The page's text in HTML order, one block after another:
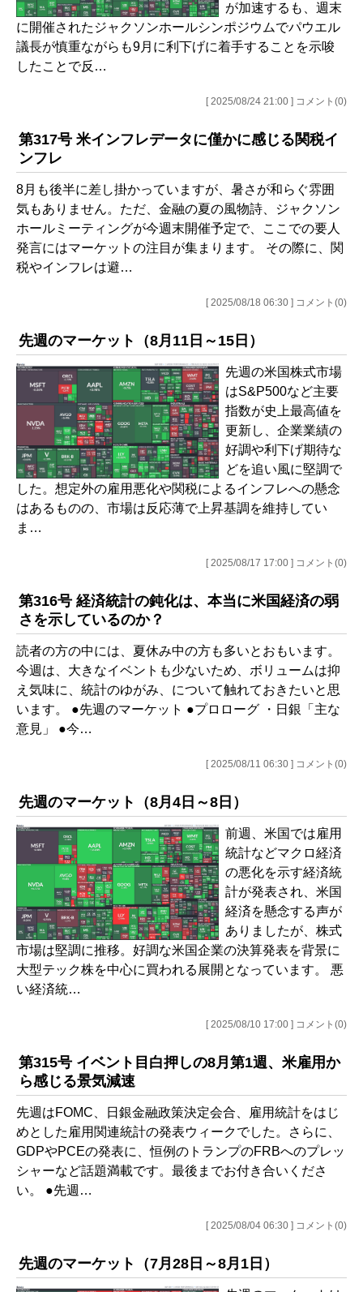
が加速するも、週末
に開催されたジャクソンホールシンポジウムでパウエル
議長が慎重ながらも9月に利下げに着手することを示唆
したことで反…
[ 2025/08/24 21:00 ] コメント(0)
第317号 米インフレデータに僅かに感じる関税イ
ンフレ
8月も後半に差し掛かっていますが、暑さが和らぐ雰囲
気もありません。ただ、金融の夏の風物詩、ジャクソン
ホールミーティングが今週末開催予定で、ここでの要人
発言にはマーケットの注目が集まります。 その際に、関
税やインフレは避…
[ 2025/08/18 06:30 ] コメント(0)
先週のマーケット（8月11日～15日）
先週の米国株式市場
はS&P500など主要
指数が史上最高値を
更新し、企業業績の
好調や利下げ期待な
どを追い風に堅調で
した。想定外の雇用悪化や関税によるインフレへの懸念
はあるものの、市場は反応薄で上昇基調を維持してい
ま…
[ 2025/08/17 17:00 ] コメント(0)
第316号 経済統計の鈍化は、本当に米国経済の弱
さを示しているのか？
読者の方の中には、夏休み中の方も多いとおもいます。
今週は、大きなイベントも少ないため、ボリュームは抑
え気味に、統計のゆがみ、について触れておきたいと思
います。 ●先週のマーケット ●プロローグ ・日銀「主な
意見」 ●今…
[ 2025/08/11 06:30 ] コメント(0)
先週のマーケット（8月4日～8日）
前週、米国では雇用
統計などマクロ経済
の悪化を示す経済統
計が発表され、米国
経済を懸念する声が
ありましたが、株式
市場は堅調に推移。好調な米国企業の決算発表を背景に
大型テック株を中心に買われる展開となっています。 悪
い経済統…
[ 2025/08/10 17:00 ] コメント(0)
第315号 イベント目白押しの8月第1週、米雇用か
ら感じる景気減速
先週はFOMC、日銀金融政策決定会合、雇用統計をはじ
めとした雇用関連統計の発表ウィークでした。さらに、
GDPやPCEの発表に、恒例のトランプのFRBへのプレッ
シャーなど話題満載です。最後までお付き合いくださ
い。 ●先週…
[ 2025/08/04 06:30 ] コメント(0)
先週のマーケット（7月28日～8月1日）